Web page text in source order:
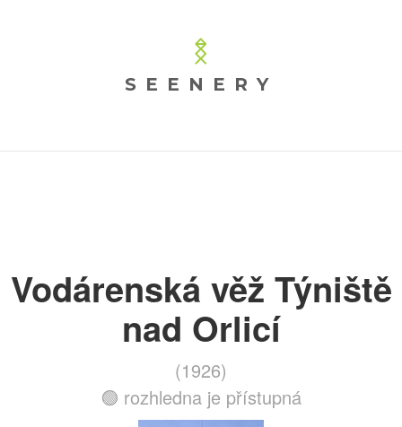
SEENERY
Vodárenská věž Týniště
nad Orlicí
(1926)
🟢 rozhledna je přístupná